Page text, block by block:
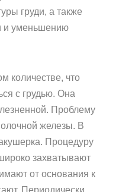
груди, а также
и уменьшению
количестве, что
с грудью. Она
Проблему
железы. В
Процедуру
захватывают
от основания к
Периодически